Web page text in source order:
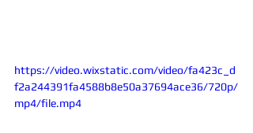
https://video.wixstatic.com/video/fa423c_d
f2a244391fa4588b8e50a37694ace36/720p/
mp4/file.mp4